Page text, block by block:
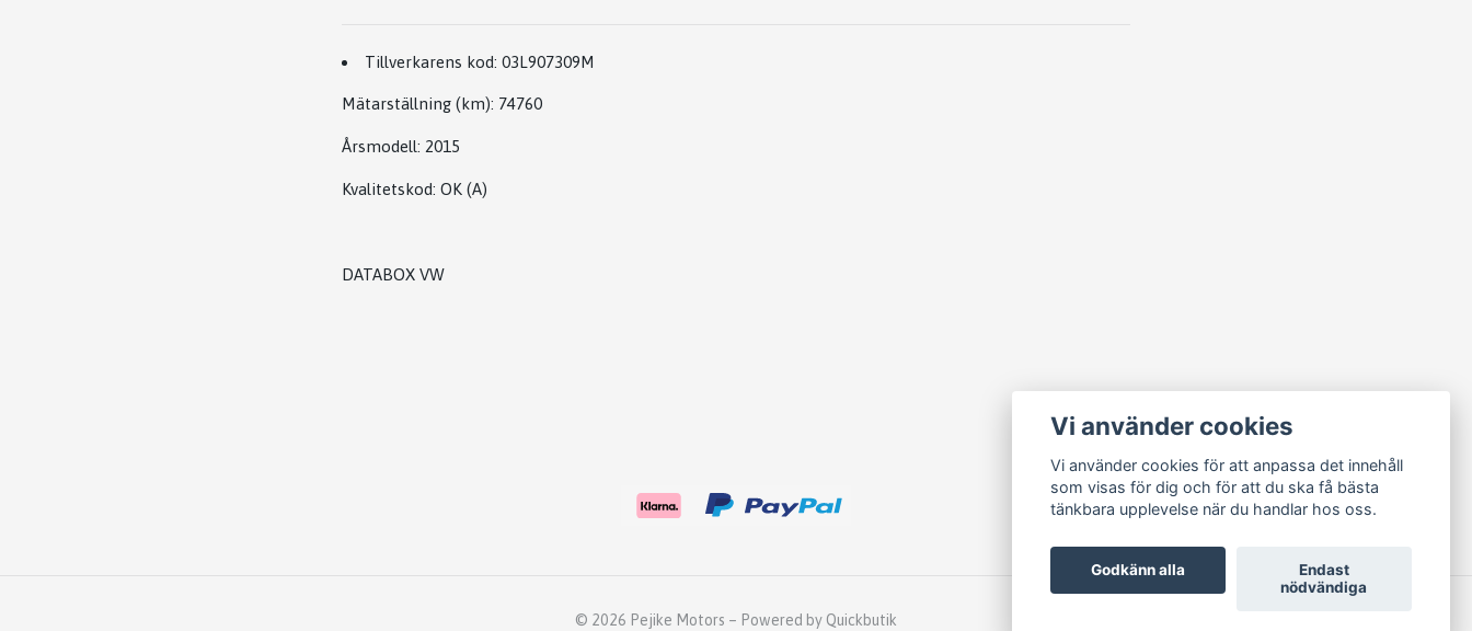
Tillverkarens kod: 03L907309M
Mätarställning (km): 74760
Årsmodell: 2015
Kvalitetskod: OK (A)
DATABOX VW
© 2026 Pejike Motors – Powered by Quickbutik
Vi använder cookies
Vi använder cookies för att anpassa det innehåll
som visas för dig och för att du ska få bästa
tänkbara upplevelse när du handlar hos oss.
Godkänn alla
Endast
nödvändiga